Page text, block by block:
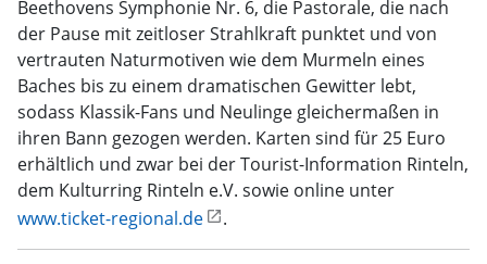
Beethovens Symphonie Nr. 6, die Pastorale, die nach
der Pause mit zeitloser Strahlkraft punktet und von
vertrauten Naturmotiven wie dem Murmeln eines
Baches bis zu einem dramatischen Gewitter lebt,
sodass Klassik-Fans und Neulinge gleichermaßen in
ihren Bann gezogen werden. Karten sind für 25 Euro
erhältlich und zwar bei der Tourist-Information Rinteln,
dem Kulturring Rinteln e.V. sowie online unter
www.ticket-regional.de
.